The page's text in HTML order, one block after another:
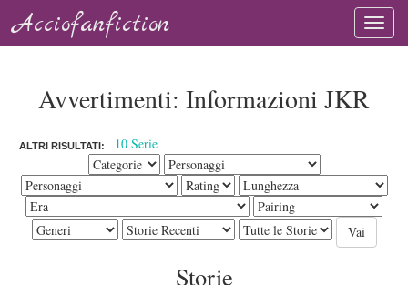
Acciofanfiction
Avvertimenti: Informazioni JKR
ALTRI RISULTATI: 10 Serie
Storie